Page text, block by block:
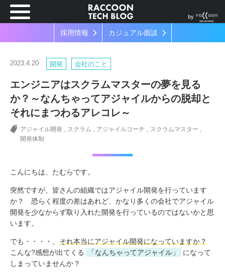
by
採用情報 カジュアル面談
2023.4.20 開発 会社のこと
エンジニアはスクラムマスターの夢を見る
か？～なんちゃってアジャイルからの脱却と
それにまつわるアレコレ～
アジャイル開発 スクラム アジャイルコーチ
スクラムマスター
開発体制
こんにちは、たむらです。
突然ですが、皆さんの組織ではアジャイル開発を行っています
か？ 恐らく程度の差はあれど、かなり多くの会社でアジャイル
開発を少なからず取り入れた開発を行っているのではないかと思
います。
でも・・・・、 それ本当にアジャイル開発になっていますか？
こんな?感想が出てくる
「なんちゃってアジャイル」
になって
しまっていませんか？